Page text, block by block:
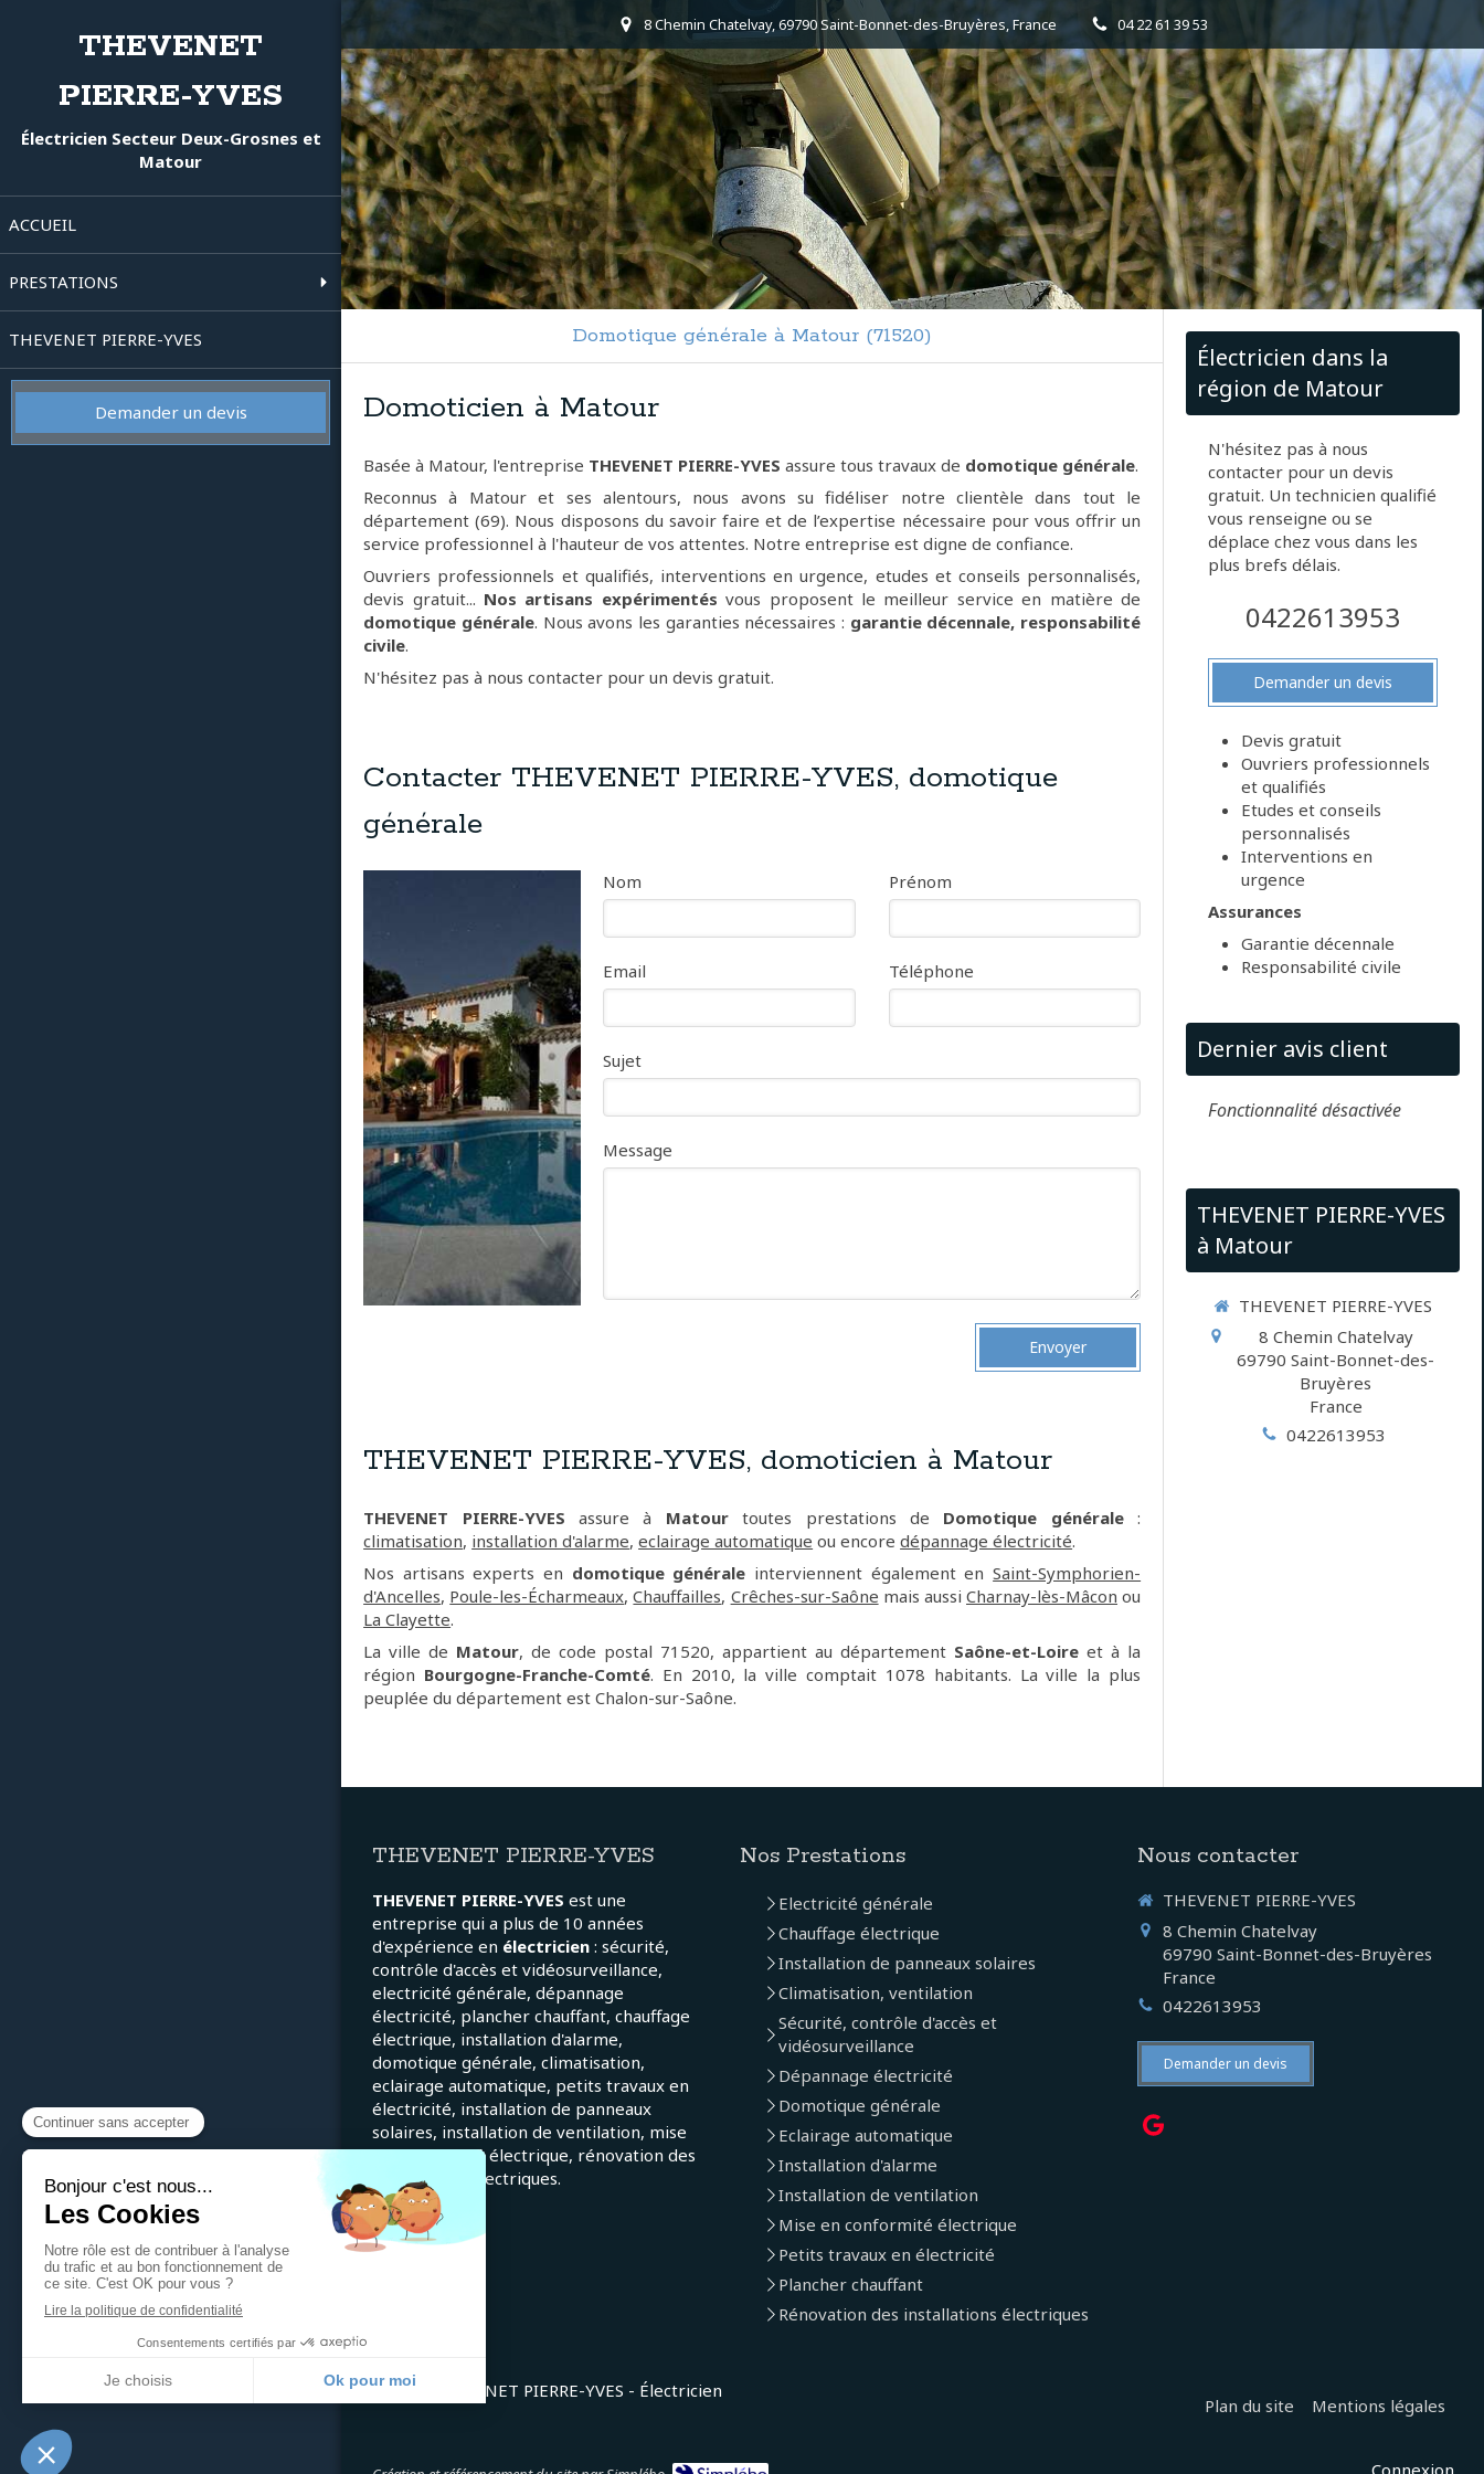
THEVENET
PIERRE-YVES
Électricien Secteur Deux-Grosnes et
Matour
ACCUEIL
PRESTATIONS
THEVENET PIERRE-YVES
Demander un devis
8 Chemin Chatelvay, 69790 Saint-Bonnet-des-Bruyères, France 04 22 61 39 53
Domotique générale à Matour (71520)
Domoticien à Matour
Basée à Matour, l'entreprise THEVENET PIERRE-YVES assure tous travaux de domotique générale.
Reconnus à Matour et ses alentours, nous avons su fidéliser notre clientèle dans tout le
département (69). Nous disposons du savoir faire et de l’expertise nécessaire pour vous offrir un
service professionnel à l'hauteur de vos attentes. Notre entreprise est digne de confiance.
Ouvriers professionnels et qualifiés, interventions en urgence, etudes et conseils personnalisés,
devis gratuit... Nos artisans expérimentés vous proposent le meilleur service en matière de
domotique générale. Nous avons les garanties nécessaires : garantie décennale, responsabilité
civile.
N'hésitez pas à nous contacter pour un devis gratuit.
Contacter THEVENET PIERRE-YVES, domotique
générale
Nom Prénom
Email Téléphone
Sujet
Message
Envoyer
THEVENET PIERRE-YVES, domoticien à Matour
THEVENET PIERRE-YVES assure à Matourtoutes prestations de Domotique générale:
climatisation, installation d'alarme,eclairage automatique ou encoredépannage électricité.
Nos artisans experts en domotique générale interviennent également enSaint-Symphorien-
d'Ancelles, Poule-les-Écharmeaux,Chauffailles, Crêches-sur-Saône mais aussiCharnay-lès-Mâcon ou
La Clayette.
La ville de Matour, de code postal 71520, appartient au département Saône-et-Loire et à la
région Bourgogne-Franche-Comté. En 2010, la ville comptait 1078 habitants. La ville la plus
peuplée du département est Chalon-sur-Saône.
Électricien dans la
région de Matour
N'hésitez pas à nous
contacter pour un devis
gratuit. Un technicien qualifié
vous renseigne ou se
déplace chez vous dans les
plus brefs délais.
0422613953
Demander un devis
Devis gratuit
Ouvriers professionnels
et qualifiés
Etudes et conseils
personnalisés
Interventions en
urgence
Assurances
Garantie décennale
Responsabilité civile
Dernier avis client
Fonctionnalité désactivée
THEVENET PIERRE-YVES
à Matour
THEVENET PIERRE-YVES
8 Chemin Chatelvay
69790 Saint-Bonnet-des-
Bruyères
France
0422613953
THEVENET PIERRE-YVES
THEVENET PIERRE-YVES est une
entreprise qui a plus de 10 années
d'expérience en électricien: sécurité,
contrôle d'accès et vidéosurveillance,
electricité générale, dépannage
électricité, plancher chauffant, chauffage
électrique, installation d'alarme,
domotique générale, climatisation,
eclairage automatique, petits travaux en
électricité, installation de panneaux
solaires, installation de ventilation, mise
en conformité électrique, rénovation des
installations électriques.
Nos Prestations
Electricité générale
Chauffage électrique
Installation de panneaux solaires
Climatisation, ventilation
Sécurité, contrôle d'accès et
vidéosurveillance
Dépannage électricité
Domotique générale
Eclairage automatique
Installation d'alarme
Installation de ventilation
Mise en conformité électrique
Petits travaux en électricité
Plancher chauffant
Rénovation des installations électriques
Nous contacter
THEVENET PIERRE-YVES
8 Chemin Chatelvay
69790 Saint-Bonnet-des-Bruyères
France
0422613953
Demander un devis
©2022 THEVENET PIERRE-YVES - Électricien
Plan du site Mentions légales
Connexion